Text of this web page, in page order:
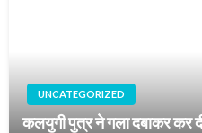
UNCATEGORIZED
कलयुगी पुत्र ने गला दबाकर कर